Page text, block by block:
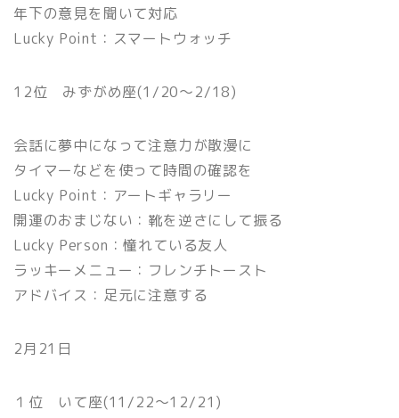
年下の意見を聞いて対応
Lucky Point：スマートウォッチ
12位 みずがめ座(1/20〜2/18)
会話に夢中になって注意力が散漫に
タイマーなどを使って時間の確認を
Lucky Point：アートギャラリー
開運のおまじない：靴を逆さにして振る
Lucky Person：憧れている友人
ラッキーメニュー：フレンチトースト
アドバイス：足元に注意する
2月21日
１位 いて座(11/22〜12/21)